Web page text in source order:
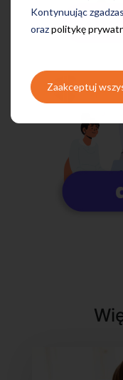
Kontynuując
orazpolitykę
Zaakceptuj